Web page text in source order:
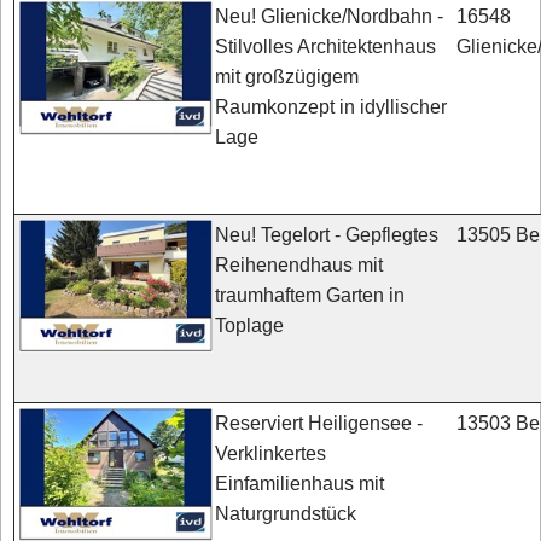
Neu! Glienicke/Nordbahn -
Stilvolles Architektenhaus
mit großzügigem
Raumkonzept in idyllischer
Lage
16548
Neu! Tegelort - Gepflegtes
Reihenendhaus mit
traumhaftem Garten in
Toplage
13505
Reserviert Heiligensee -
Verklinkertes
Einfamilienhaus mit
Naturgrundstück
13503